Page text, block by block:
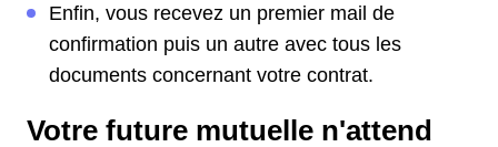
Enfin, vous recevez un premier mail de
confirmation puis un autre avec tous les
documents concernant votre contrat.
Votre future mutuelle n'attend